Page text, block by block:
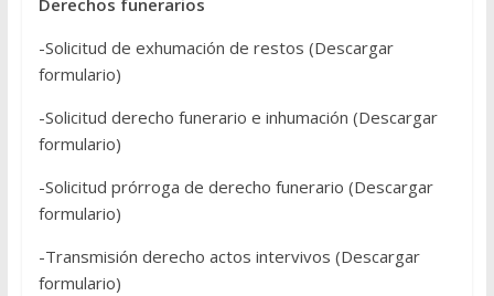
Derechos funerarios
-Solicitud de exhumación de restos (Descargar
formulario)
-Solicitud derecho funerario e inhumación (Descargar
formulario)
-Solicitud prórroga de derecho funerario (Descargar
formulario)
-Transmisión derecho actos intervivos (Descargar
formulario)